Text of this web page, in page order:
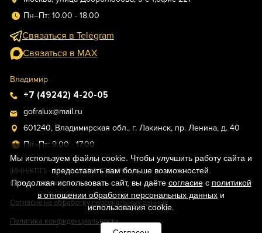
Пн–Пт: 10.00 - 18.00
Связаться в Telegram
Связаться в MAX
Владимир
+7 (49242) 4-20-05
gofralux@mail.ru
601240, Владимирская обл., г. Лакинск, пр. Ленина, д. 40
Пн–Пт: 9.00 - 17.00
(ИНН/КПП) - 7730246296/773001001
ОГРН - 1187746801637
Согласие на обработку персональных данных
Политика конфиденциальности
Мы используем файлы cookie. Чтобы улучшить работу сайта и
предоставить вам больше возможностей.
Продолжая использовать сайт, вы даёте согласиес политикой
в отношении обработки персональных данных и
использования cookie.